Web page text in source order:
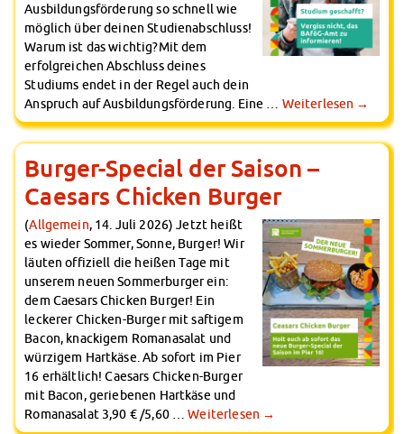
Ausbildungsförderung so schnell wie
möglich über deinen Studienabschluss!
Warum ist das wichtig?Mit dem
erfolgreichen Abschluss deines
Studiums endet in der Regel auch dein
Anspruch auf Ausbildungsförderung. Eine … Weiterlesen →
Burger-Special der Saison –
Caesars Chicken Burger
(Allgemein, 14. Juli 2026) Jetzt heißt
es wieder Sommer, Sonne, Burger! Wir
läuten offiziell die heißen Tage mit
unserem neuen Sommerburger ein:
dem Caesars Chicken Burger! Ein
leckerer Chicken-Burger mit saftigem
Bacon, knackigem Romanasalat und
würzigem Hartkäse. Ab sofort im Pier
16 erhältlich! Caesars Chicken-Burger
mit Bacon, geriebenen Hartkäse und
Romanasalat 3,90 € /5,60 …Weiterlesen →